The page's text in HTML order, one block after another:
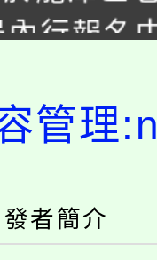
行報名
動會8/
舉行。
戶享有免
低收入戶
及科技
習
及科技中
管理
發者簡介